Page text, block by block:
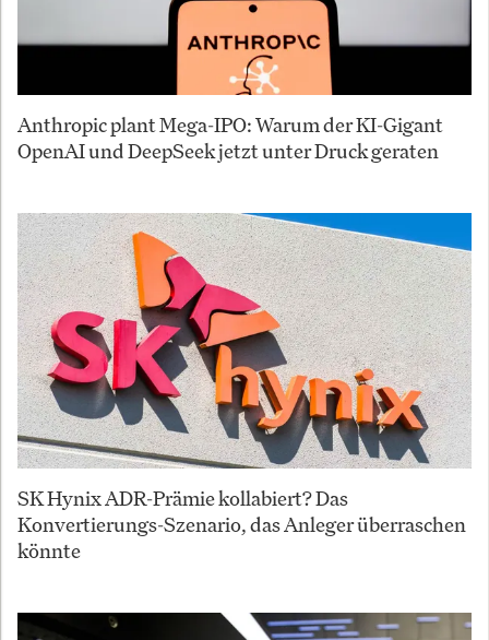
Anthropic plant Mega-IPO: Warum der KI-Gigant
OpenAI und DeepSeek jetzt unter Druck geraten
SK Hynix ADR-Prämie kollabiert? Das
Konvertierungs-Szenario, das Anleger überraschen
könnte